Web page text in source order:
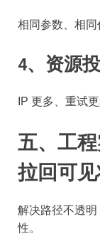
相同参数、相同
4、资源
IP 更多、重试
五、工
拉回可
解决路径不透
性。